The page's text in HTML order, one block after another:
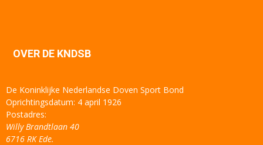
OVER DE KNDSB
De Koninklijke Nederlandse Doven Sport Bond
Oprichtingsdatum: 4 april 1926
Postadres:
Willy Brandtlaan 40
6716 RK Ede.